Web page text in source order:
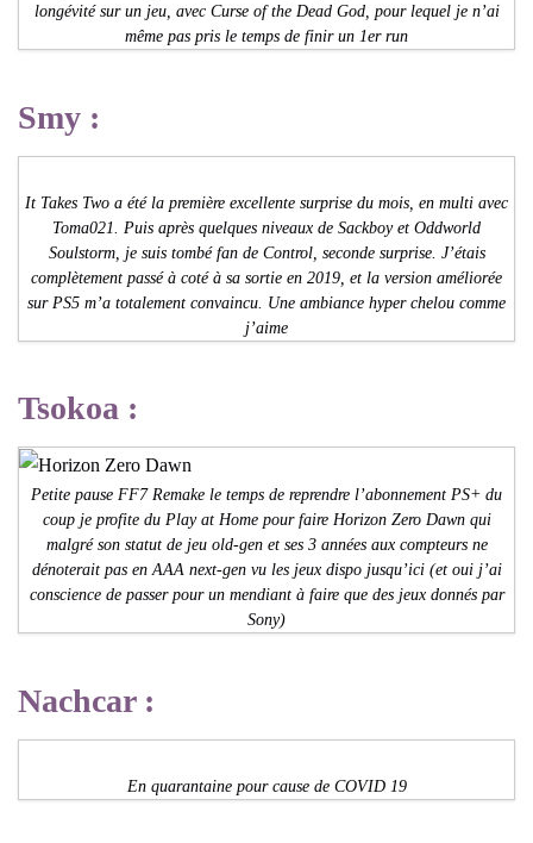
longévité sur un jeu, avec Curse of the Dead God, pour lequel je n’ai
même pas pris le temps de finir un 1er run
Smy :
It Takes Two a été la première excellente surprise du mois, en multi avec
Toma021. Puis après quelques niveaux de Sackboy et Oddworld
Soulstorm, je suis tombé fan de Control, seconde surprise. J’étais
complètement passé à coté à sa sortie en 2019, et la version améliorée
sur PS5 m’a totalement convaincu. Une ambiance hyper chelou comme
j’aime
Tsokoa :
Petite pause FF7 Remake le temps de reprendre l’abonnement PS+ du
coup je profite du Play at Home pour faire Horizon Zero Dawn qui
malgré son statut de jeu old-gen et ses 3 années aux compteurs ne
dénoterait pas en AAA next-gen vu les jeux dispo jusqu’ici (et oui j’ai
conscience de passer pour un mendiant à faire que des jeux donnés par
Sony)
Nachcar :
En quarantaine pour cause de COVID 19